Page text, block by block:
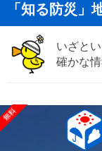
「知る防災」
いざと
確かな